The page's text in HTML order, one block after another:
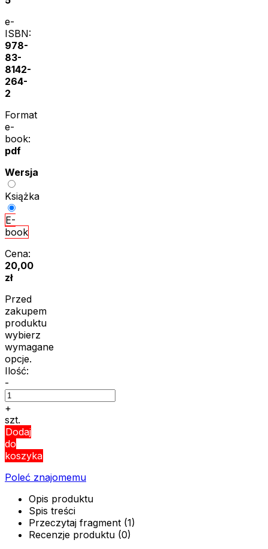
e-
ISBN:
978-
83-
8142-
264-
2
Format
e-
book:
pdf
Wersja
Książka
E-
book
Cena:
20,00
zł
Przed
zakupem
produktu
wybierz
wymagane
opcje.
Ilość:
-
+
szt.
Dodaj
do
koszyka
Poleć znajomemu
Opis produktu
Spis treści
Przeczytaj fragment (1)
Recenzje produktu (0)